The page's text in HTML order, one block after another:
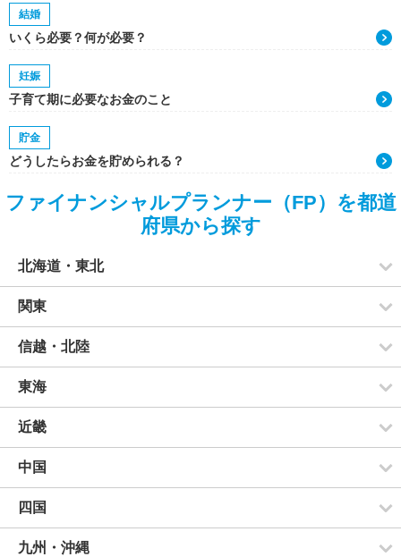
結婚
いくら必要？何が必要？
妊娠
子育て期に必要なお金のこと
貯金
どうしたらお金を貯められる？
ファイナンシャルプランナー（FP）を都道
府県から探す
北海道・東北
関東
信越・北陸
東海
近畿
中国
四国
九州・沖縄